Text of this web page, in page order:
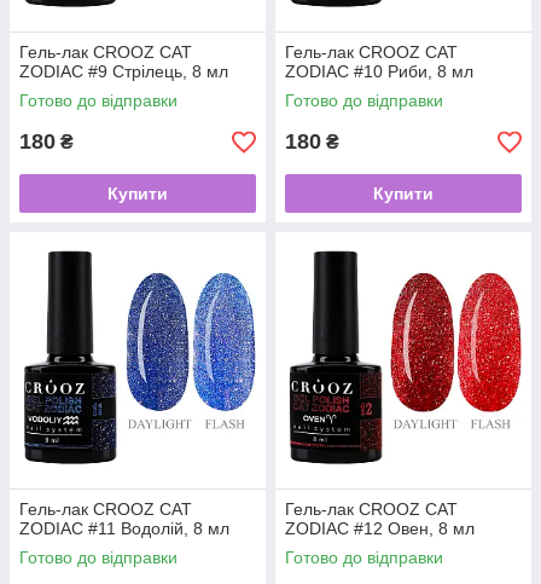
Гель-лак CROOZ CAT
ZODIAC #9 Стрілець, 8 мл
Готово до відправки
180 ₴
Купити
Гель-лак CROOZ CAT
ZODIAC #10 Риби, 8 мл
Готово до відправки
180 ₴
Купити
Гель-лак CROOZ CAT
ZODIAC #11 Водолій, 8 мл
Готово до відправки
Гель-лак CROOZ CAT
ZODIAC #12 Овен, 8 мл
Готово до відправки